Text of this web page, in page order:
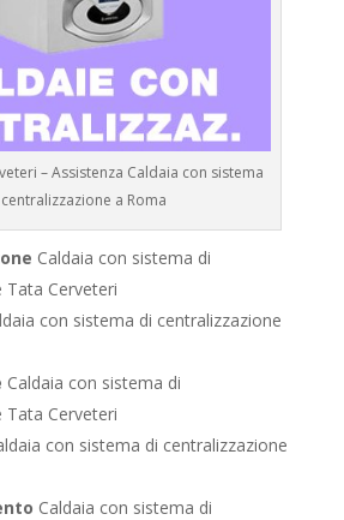
– Assistenza Caldaia con sistema
a Roma
Caldaia con sistema di
Tata Cerveteri
con sistema di centralizzazione
Caldaia con sistema di
Tata Cerveteri
con sistema di centralizzazione
Caldaia con sistema di